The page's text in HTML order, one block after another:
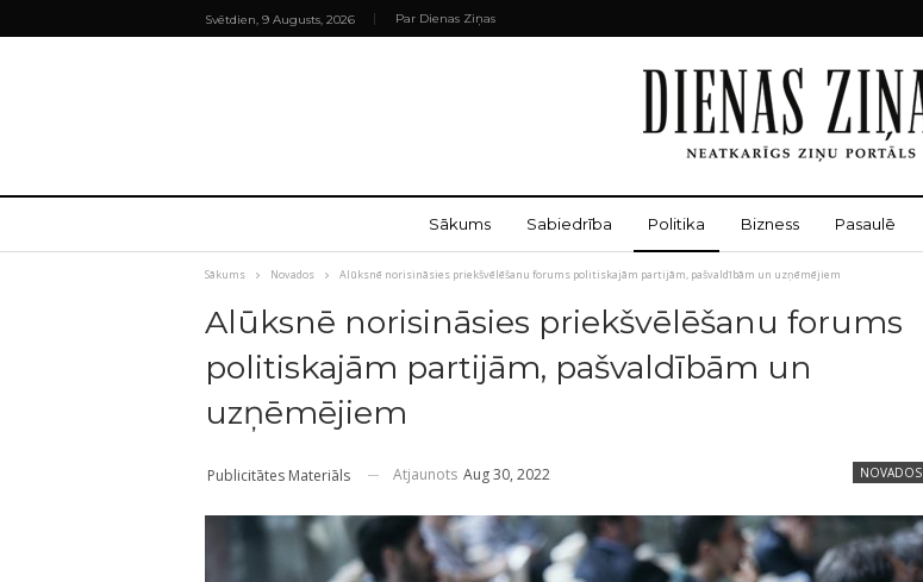
Svētdien, 9 Augusts, 2026 Par Dienas Ziņas
Sākums Sabiedrība Politika Bizness Pasaulē
Sākums Novados Alūksnē norisināsies priekšvēlēšanu forums politiskajām partijām, pašvaldībām un uzņēmējiem
Alūksnē norisināsies priekšvēlēšanu forums
politiskajām partijām, pašvaldībām un
uzņēmējiem
NOVADOS
Publicitātes Materiāls Atjaunots Aug 30, 2022